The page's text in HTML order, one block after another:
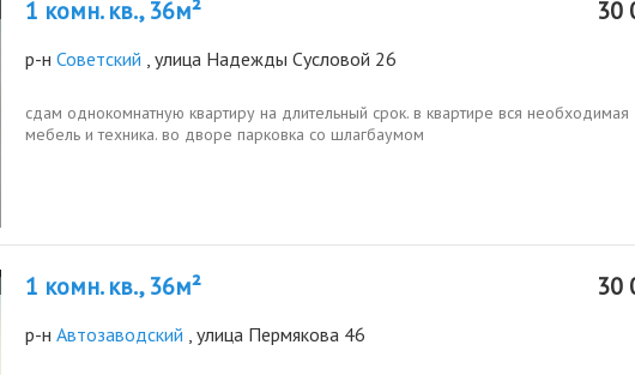
1 комн. кв., 36м² 30
р-н Советский , улица Надежды Сусловой 26
сдам однокомнатную квартиру на длительный срок. в квартире вся необходимая
мебель и техника. во дворе парковка со шлагбаумом
1 комн. кв., 36м² 30
р-н Автозаводский , улица Пермякова 46